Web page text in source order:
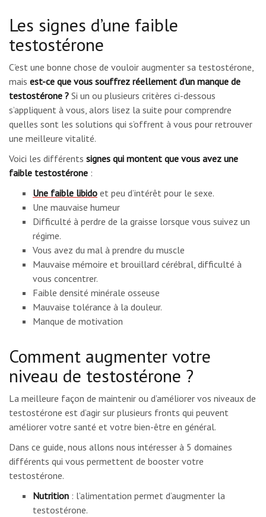
Les signes d’une faible
testostérone
C’est une bonne chose de vouloir augmenter sa testostérone,
mais est-ce que vous souffrez réellement d’un manque de
testostérone ? Si un ou plusieurs critères ci-dessous
s’appliquent à vous, alors lisez la suite pour comprendre
quelles sont les solutions qui s’offrent à vous pour retrouver
une meilleure vitalité.
Voici les différents signes qui montent que vous avez une
faible testostérone :
Une faible libido et peu d’intérêt pour le sexe.
Une mauvaise humeur
Difficulté à perdre de la graisse lorsque vous suivez un
régime.
Vous avez du mal à prendre du muscle
Mauvaise mémoire et brouillard cérébral, difficulté à
vous concentrer.
Faible densité minérale osseuse
Mauvaise tolérance à la douleur.
Manque de motivation
Comment augmenter votre
niveau de testostérone ?
La meilleure façon de maintenir ou d’améliorer vos niveaux de
testostérone est d’agir sur plusieurs fronts qui peuvent
améliorer votre santé et votre bien-être en général.
Dans ce guide, nous allons nous intéresser à 5 domaines
différents qui vous permettent de booster votre
testostérone.
Nutrition : l’alimentation permet d’augmenter la
testostérone.